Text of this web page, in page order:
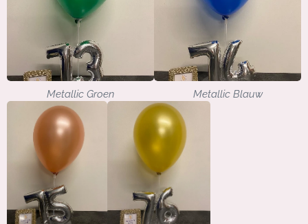
Metallic Groen Metallic Blauw